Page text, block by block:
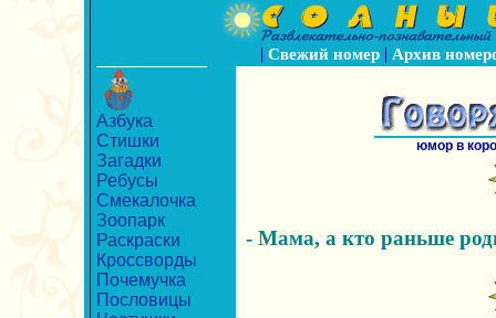
| Свежий номер| Архив
Азбука
Стишки
Загадки
Ребусы
Смекалочка
Зоопарк
Раскраски
Кроссворды
Почемучка
Пословицы
юмор в
- Мама, а кто раньше